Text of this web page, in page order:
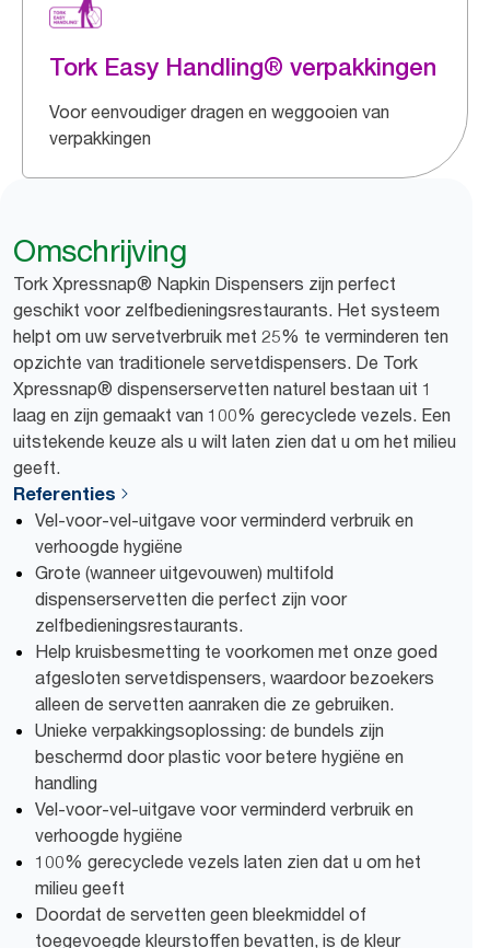
Tork Easy Handling® verpakkingen
Voor eenvoudiger dragen en weggooien van
verpakkingen
Omschrijving
Tork Xpressnap® Napkin Dispensers zijn perfect
geschikt voor zelfbedieningsrestaurants. Het systeem
helpt om uw servetverbruik met 25% te verminderen ten
opzichte van traditionele servetdispensers. De Tork
Xpressnap® dispenserservetten naturel bestaan uit 1
laag en zijn gemaakt van 100% gerecyclede vezels. Een
uitstekende keuze als u wilt laten zien dat u om het milieu
geeft.
Referenties
Vel-voor-vel-uitgave voor verminderd verbruik en
verhoogde hygiëne
Grote (wanneer uitgevouwen) multifold
dispenserservetten die perfect zijn voor
zelfbedieningsrestaurants.
Help kruisbesmetting te voorkomen met onze goed
afgesloten servetdispensers, waardoor bezoekers
alleen de servetten aanraken die ze gebruiken.
Unieke verpakkingsoplossing: de bundels zijn
beschermd door plastic voor betere hygiëne en
handling
Vel-voor-vel-uitgave voor verminderd verbruik en
verhoogde hygiëne
100% gerecyclede vezels laten zien dat u om het
milieu geeft
Doordat de servetten geen bleekmiddel of
toegevoegde kleurstoffen bevatten, is de kleur